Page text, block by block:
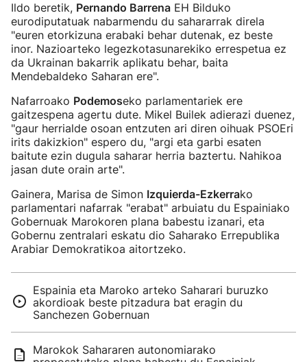
Ildo beretik, Pernando Barrena EH Bilduko
eurodiputatuak nabarmendu du sahararrak direla
"euren etorkizuna erabaki behar dutenak, ez beste
inor. Nazioarteko legezkotasunarekiko errespetua ez
da Ukrainan bakarrik aplikatu behar, baita
Mendebaldeko Saharan ere".
Nafarroako Podemoseko parlamentariek ere
gaitzespena agertu dute. Mikel Builek adierazi duenez,
"gaur herrialde osoan entzuten ari diren oihuak PSOEri
irits dakizkion" espero du, "argi eta garbi esaten
baitute ezin dugula saharar herria baztertu. Nahikoa
jasan dute orain arte".
Gainera, Marisa de Simon Izquierda-Ezkerrako
parlamentari nafarrak "erabat" arbuiatu du Espainiako
Gobernuak Marokoren plana babestu izanari, eta
Gobernu zentralari eskatu dio Saharako Errepublika
Arabiar Demokratikoa aitortzeko.
Espainia eta Maroko arteko Saharari buruzko
akordioak beste pitzadura bat eragin du
Sanchezen Gobernuan
Marokok Sahararen autonomiarako